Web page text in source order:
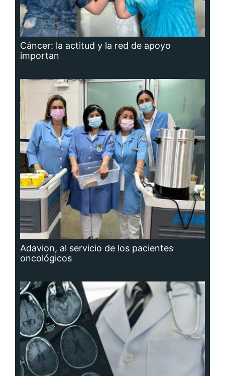
Cáncer: la actitud y la red de apoyo
importan
Adavion, al servicio de los pacientes
oncológicos